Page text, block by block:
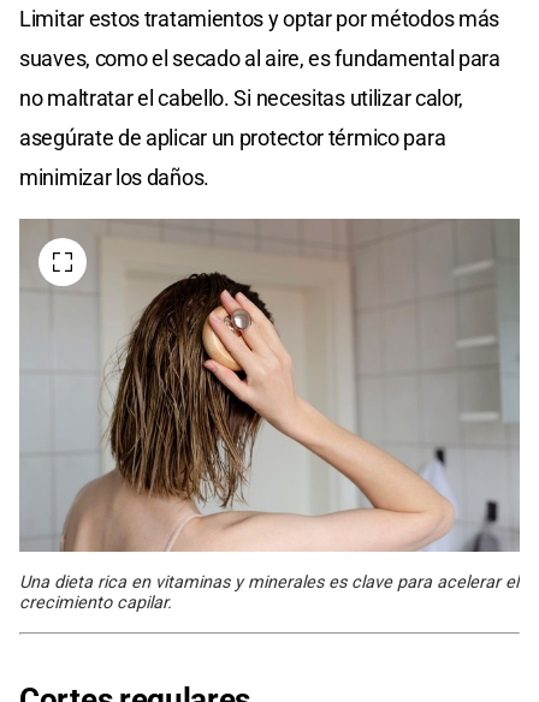
Limitar estos tratamientos y optar por métodos más
suaves, como el secado al aire, es fundamental para
no maltratar el cabello. Si necesitas utilizar calor,
asegúrate de aplicar un protector térmico para
minimizar los daños.
Una dieta rica en vitaminas y minerales es clave para acelerar el
crecimiento capilar.